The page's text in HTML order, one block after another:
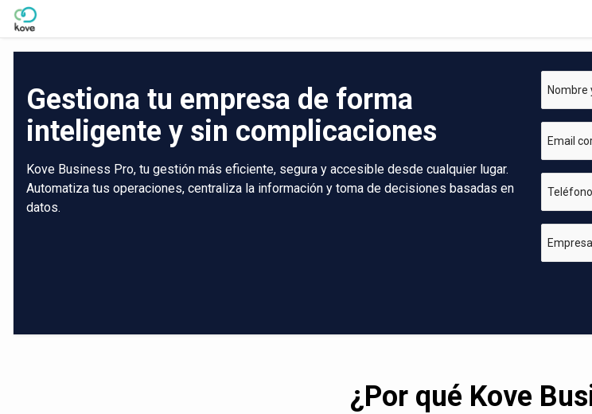
Skip to Main Content
Gestiona tu empresa de forma
inteligente y sin complicaciones
Kove Business Pro, tu gestión más eficiente, segura y accesible desde cualquier lugar.
Automatiza tus operaciones, centraliza la información y toma de decisiones basadas en
datos.
Nombre
Email
Teléfono
Empresa
¿Por qué Kove